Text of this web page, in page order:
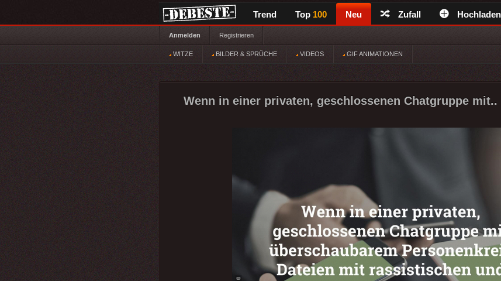
Trend Top 100 Neu Zufall Hochladen
Anmelden Registrieren
WITZE BILDER & SPRÜCHE VIDEOS GIF ANIMATIONEN
Wenn in einer privaten, geschlossenen Chatgruppe mit..